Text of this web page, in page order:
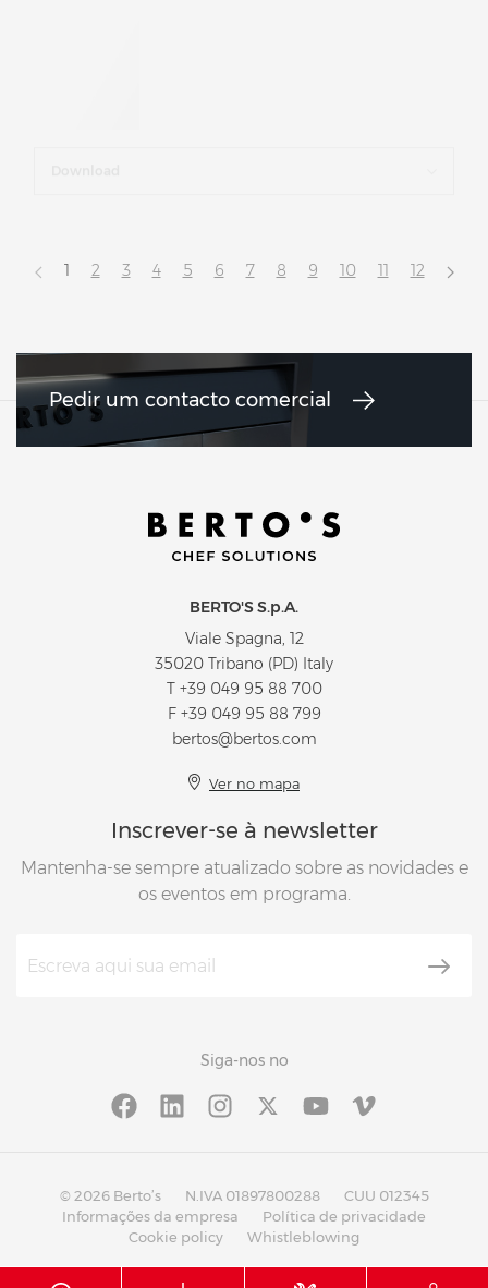
1 2 3 4 5 6 7 8 9 10 11 12
Pedir um contacto comercial
BERTO'S S.p.A.
Viale Spagna, 12
35020 Tribano (PD) Italy
T +39 049 95 88 700
F +39 049 95 88 799
bertos@bertos.com
Ver no mapa
Inscrever-se à newsletter
Mantenha-se sempre atualizado sobre as novidades e
os eventos em programa.
Siga-nos no
© 2026 Berto’s N.IVA 01897800288
CUU 012345
Informações da empresa
Política de privacidade
Cookie policy
Whistleblowing
® ®